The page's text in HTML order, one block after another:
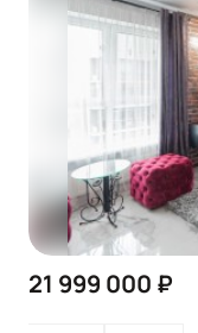
21 999 000 ₽